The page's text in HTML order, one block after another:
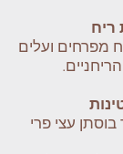
ריח
מפרחים ועלים
עצי פרי